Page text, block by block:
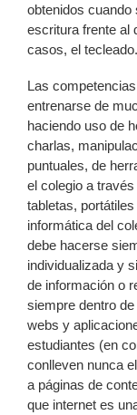
obtenidos cuando
escritura frente al
casos, el tecleado.
Las
entrenarse de
haciendo uso de
charlas,
puntuales, de
el colegio a
tabletas,
informática del
debe hacerse
individualizada y
de información o
siempre dentro
webs y
estudiantes (en
conlleven nunca
a páginas de
que internet es